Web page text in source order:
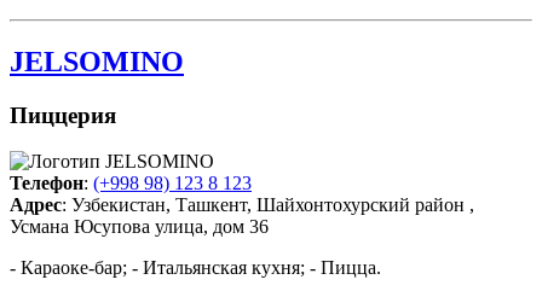
JELSOMINO
Пиццерия
Телефон: (+998 98) 123 8 123
Адрес: Узбекистан, Ташкент, Шайхонтохурский район ,
Усмана Юсупова улица, дом 36
- Караоке-бар; - Итальянская кухня; - Пицца.